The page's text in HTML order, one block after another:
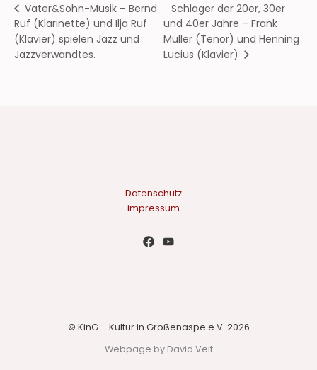
Vater&Sohn-Musik – Bernd
Ruf (Klarinette) und Ilja Ruf
(Klavier) spielen Jazz und
Jazzverwandtes.
Schlager der 20er, 30er
und 40er Jahre – Frank
Müller (Tenor) und Henning
Lucius (Klavier)
Datenschutz
impressum
© KinG – Kultur in Großenaspe e.V. 2026
Webpage by David Veit